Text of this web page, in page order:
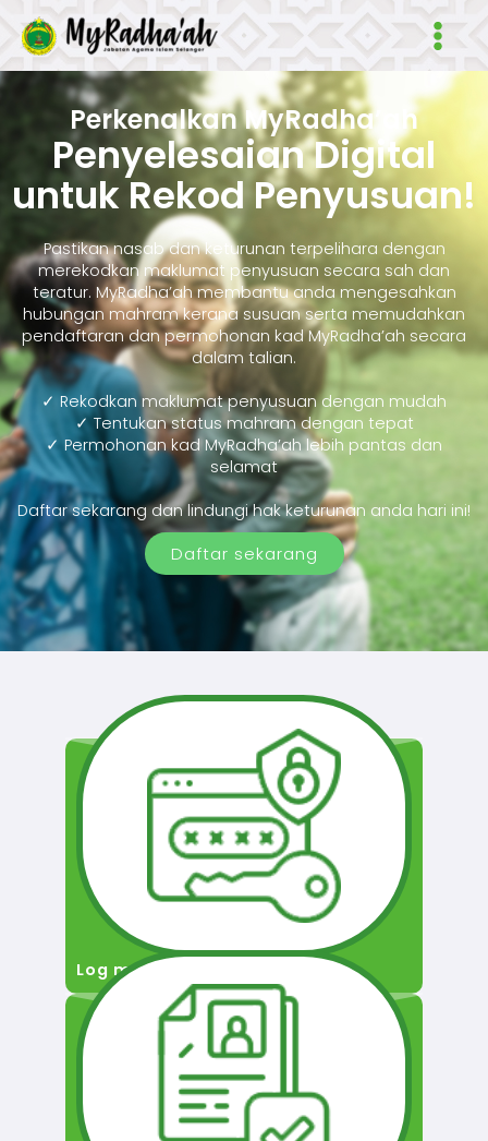
Main
Perkenalkan MyRadha’ah
Penyelesaian Digital
untuk Rekod Penyusuan!
Pastikan nasab dan keturunan terpelihara dengan
merekodkan maklumat penyusuan secara sah dan
teratur. MyRadha’ah membantu anda mengesahkan
hubungan mahram kerana susuan serta memudahkan
pendaftaran dan permohonan kad MyRadha’ah secara
dalam talian.
✓ Rekodkan maklumat penyusuan dengan mudah
✓ Tentukan status mahram dengan tepat
✓ Permohonan kad MyRadha’ah lebih pantas dan
selamat
Daftar sekarang dan lindungi hak keturunan anda hari ini!
Daftar sekarang
Log masuk